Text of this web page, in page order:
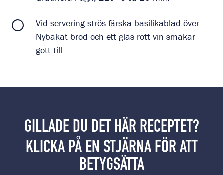
Vid servering strös färska basilikablad över.
Nybakat bröd och ett glas rött vin smakar
gott till.
GILLADE DU DET HÄR RECEPTET?
KLICKA PÅ EN STJÄRNA FÖR ATT
BETYGSÄTTA